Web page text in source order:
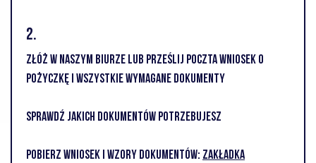
2.
Złóż w naszym biurze lub prześlij poczta wniosek o
pożyczkę i wszystkie wymagane dokumenty
Sprawdź jakich dokumentów potrzebujesz
Pobierz wniosek i wzory dokumentów: ZAKŁADKA